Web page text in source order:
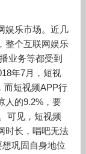
娱乐市场。近几
整个互联网娱乐
业务等都受到
年7月，短视
而短视频APP行
人的9.2%，要
可见，短视频
时长，唱吧无法
巩固自身地位